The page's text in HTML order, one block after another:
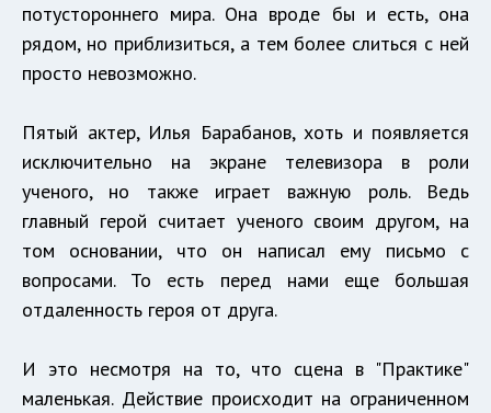
потустороннего мира. Она вроде бы и есть, она
рядом, но приблизиться, а тем более слиться с ней
просто невозможно.
Пятый актер, Илья Барабанов, хоть и появляется
исключительно на экране телевизора в роли
ученого, но также играет важную роль. Ведь
главный герой считает ученого своим другом, на
том основании, что он написал ему письмо с
вопросами. То есть перед нами еще большая
отдаленность героя от друга.
И это несмотря на то, что сцена в "Практике"
маленькая. Действие происходит на ограниченном